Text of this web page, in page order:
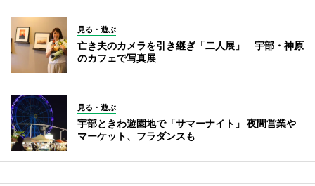
見る・遊ぶ
亡き夫のカメラを引き継ぎ「二人展」 宇部・神原
のカフェで写真展
見る・遊ぶ
宇部ときわ遊園地で「サマーナイト」 夜間営業や
マーケット、フラダンスも